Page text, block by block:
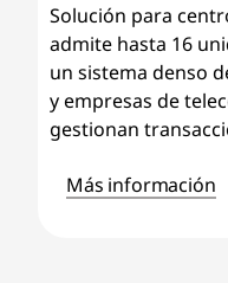
Solución para
admite hasta 16
un sistema denso
y empresas de
gestionan
Más información